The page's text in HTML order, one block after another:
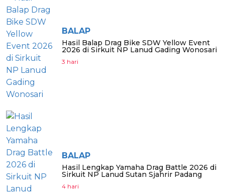
BALAP
Hasil Balap Drag Bike SDW Yellow Event
2026 di Sirkuit NP Lanud Gading Wonosari
3 hari
BALAP
Hasil Lengkap Yamaha Drag Battle 2026 di
Sirkuit NP Lanud Sutan Sjahrir Padang
4 hari